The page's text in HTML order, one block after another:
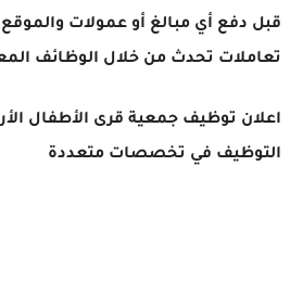
قبل دفع أي مبالغ أو عمولات
تعاملات تحدث من خلال الوظائف
التوظيف في تخصصات متعددة